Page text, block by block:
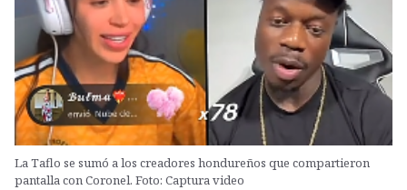
La Taflo se sumó a los creadores hondureños que compartieron
pantalla con Coronel. Foto: Captura video